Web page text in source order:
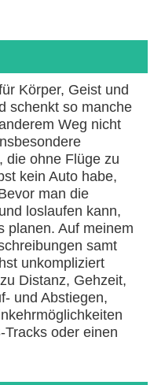
Körper, Geist und
schenkt so manche
Weg nicht
die ohne Flüge zu
kein Auto habe,
man die
loslaufen kann,
planen. Auf meinem
samt
unkompliziert
Distanz, Gehzeit,
und Abstiegen,
oder einen